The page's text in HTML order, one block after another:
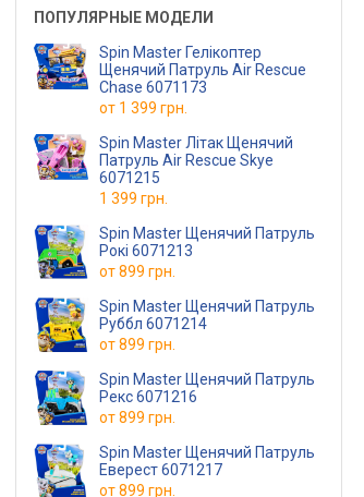
ПОПУЛЯРНЫЕ МОДЕЛИ
Spin Master Гелікоптер
Щенячий Патруль Air Rescue
Chase 6071173
от 1 399 грн.
Spin Master Літак Щенячий
Патруль Air Rescue Skye
6071215
1 399 грн.
Spin Master Щенячий Патруль
Рокі 6071213
от899 грн.
Spin Master Щенячий Патруль
Руббл 6071214
от899 грн.
Spin Master Щенячий Патруль
Рекс 6071216
от899 грн.
Spin Master Щенячий Патруль
Еверест 6071217
от899 грн.